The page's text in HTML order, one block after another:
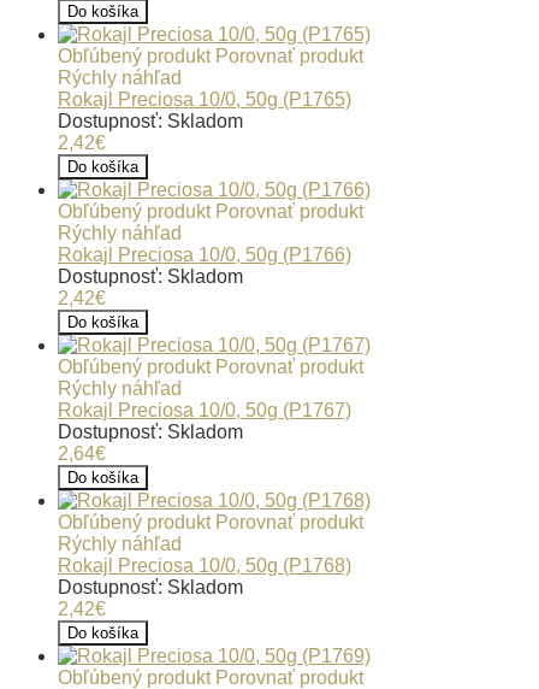
Do košíka
Obľúbený produkt Porovnať produkt
Rýchly náhľad
Rokajl Preciosa 10/0, 50g (P1765)
Dostupnosť: Skladom
2,42€
Do košíka
Obľúbený produkt Porovnať produkt
Rýchly náhľad
Rokajl Preciosa 10/0, 50g (P1766)
Dostupnosť: Skladom
2,42€
Do košíka
Obľúbený produkt Porovnať produkt
Rýchly náhľad
Rokajl Preciosa 10/0, 50g (P1767)
Dostupnosť: Skladom
2,64€
Do košíka
Obľúbený produkt Porovnať produkt
Rýchly náhľad
Rokajl Preciosa 10/0, 50g (P1768)
Dostupnosť: Skladom
2,42€
Do košíka
Obľúbený produkt Porovnať produkt